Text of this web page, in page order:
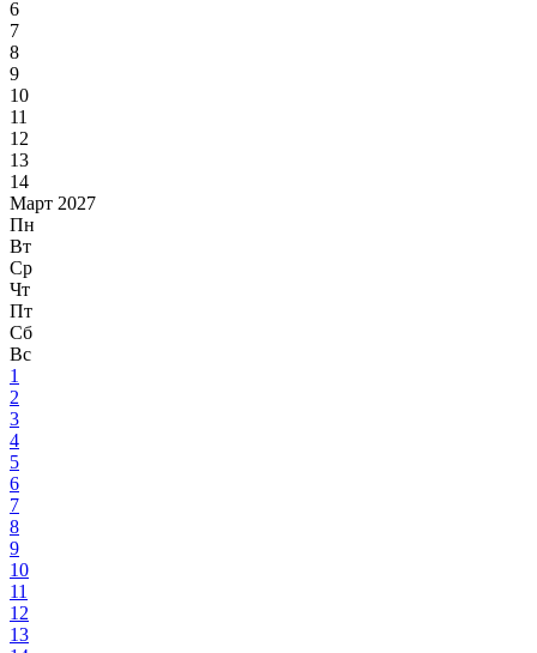
6
7
8
9
10
11
12
13
14
Март 2027
Пн
Вт
Ср
Чт
Пт
Сб
Вс
1
2
3
4
5
6
7
8
9
10
11
12
13